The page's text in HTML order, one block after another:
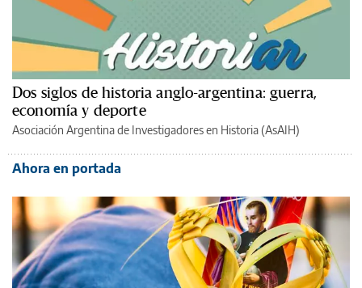
Dos siglos de historia anglo-argentina: guerra,
economía y deporte
Asociación Argentina de Investigadores en Historia (AsAIH)
Ahora en portada